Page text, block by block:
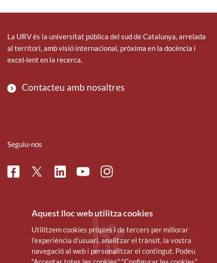
La URV és la universitat pública del sud de Catalunya, arrelada
al territori, amb visió internacional, pròxima en la docència i
excel·lent en la recerca.
Contacteu amb nosaltres
Seguiu-nos
FacebookTwitterLinkedinYoutubeInstagram
Aquest lloc web utilitza cookies
Utilitzem cookies pròpies i de tercers per millorar
l’experiència d’usuari, analitzar el trànsit, la vostra
navegació al web i personalitzar el contingut. Podeu